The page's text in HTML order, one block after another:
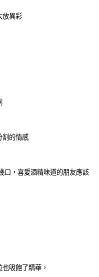
放異彩
割的情感
口，喜愛酒精味道的朋友應該
吸飽了精華，